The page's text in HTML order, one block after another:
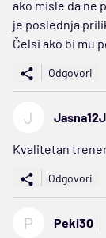
ako misle da ne
je poslednja
Čelsi ako bi mu
Odgovori
J Jasna12J
Kvalitetan
Odgovori
P Peki30